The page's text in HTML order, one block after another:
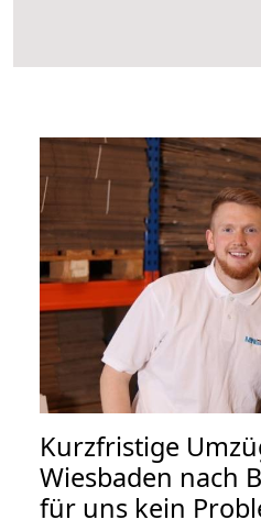
Kurzfristige
Wiesbaden nach
für uns kein